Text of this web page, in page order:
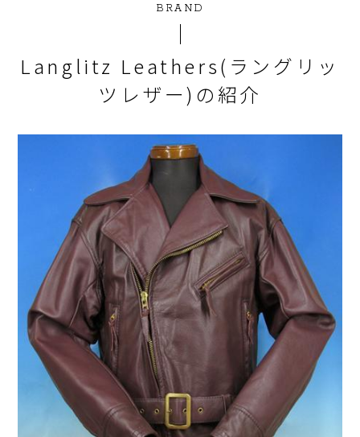
BRAND
Langlitz Leathers(ラングリッ
ツレザー)の紹介